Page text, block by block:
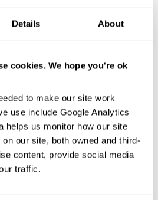
Details About
cookies. We hope you're ok
to make our site work
use include Google Analytics
helps us monitor how our site
our site, both owned and third-
content, provide social media
traffic.
zu Websites Dritter enthalten.
eine ihrer
sind jedoch für den Inhalt der
oder haftbar. Eland
als Service zur Verfügung und
oder Inhalte der
zu eigen. Wenn Sie sich
von Dritten zuzugreifen, die
sind, tun Sie dies